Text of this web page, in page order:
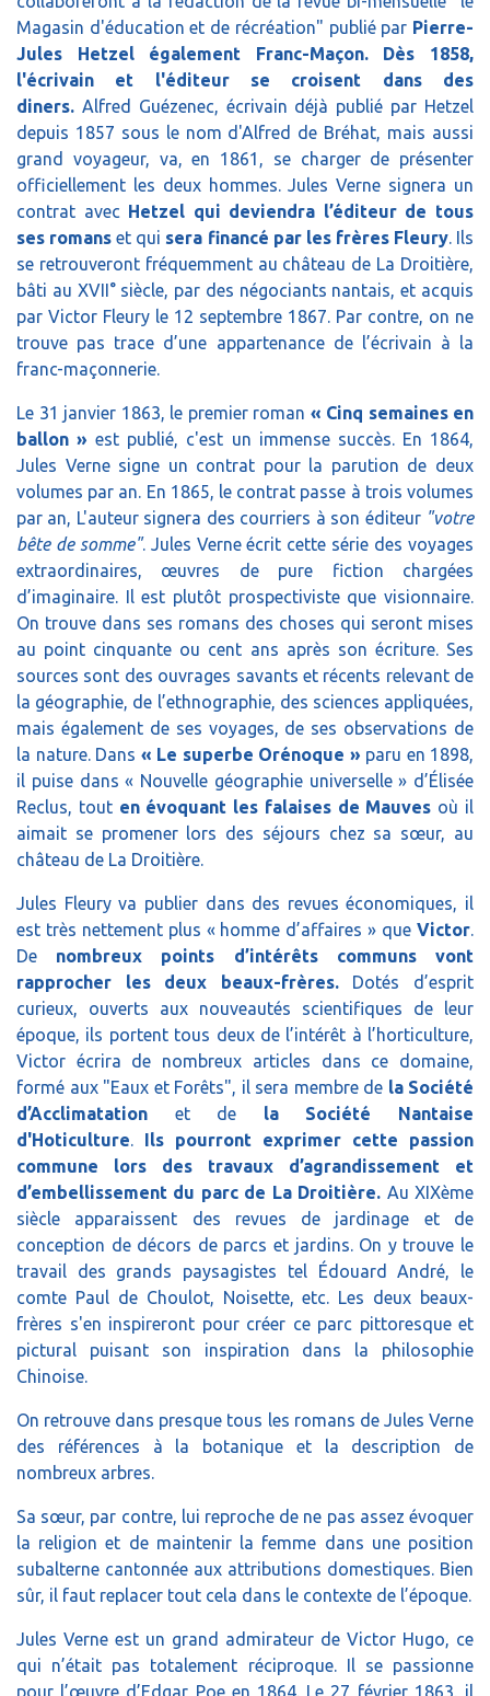
Magasin d'éducation et de récréation" publié par Pierre-
Jules Hetzel également Franc-Maçon. Dès 1858,
l'écrivain et l'éditeur se croisent dans des
diners. Alfred Guézenec, écrivain déjà publié par Hetzel
depuis 1857 sous le nom d'Alfred de Bréhat, mais aussi
grand voyageur, va, en 1861, se charger de présenter
officiellement les deux hommes. Jules Verne signera un
contrat avec Hetzel qui deviendra l’éditeur de tous
ses romans et qui sera financé par les frères Fleury. Ils
se retrouveront fréquemment au château de La Droitière,
bâti au XVII° siècle, par des négociants nantais, et acquis
par Victor Fleury le 12 septembre 1867. Par contre, on ne
trouve pas trace d’une appartenance de l’écrivain à la
franc-maçonnerie.
Le 31 janvier 1863, le premier roman « Cinq semaines en
ballon » est publié, c'est un immense succès. En 1864,
Jules Verne signe un contrat pour la parution de deux
volumes par an. En 1865, le contrat passe à trois volumes
par an, L'auteur signera des courriers à son éditeur "votre
bête de somme". Jules Verne écrit cette série des voyages
extraordinaires, œuvres de pure fiction chargées
d’imaginaire. Il est plutôt prospectiviste que visionnaire.
On trouve dans ses romans des choses qui seront mises
au point cinquante ou cent ans après son écriture. Ses
sources sont des ouvrages savants et récents relevant de
la géographie, de l’ethnographie, des sciences appliquées,
mais également de ses voyages, de ses observations de
la nature. Dans « Le superbe Orénoque » paru en 1898,
il puise dans « Nouvelle géographie universelle » d’Élisée
Reclus, tout en évoquant les falaises de Mauves où il
aimait se promener lors des séjours chez sa sœur, au
château de La Droitière.
Jules Fleury va publier dans des revues économiques, il
est très nettement plus « homme d’affaires » que Victor.
De nombreux points d’intérêts communs vont
rapprocher les deux beaux-frères.Dotés d’esprit
curieux, ouverts aux nouveautés scientifiques de leur
époque, ils portent tous deux de l’intérêt à l’horticulture,
Victor écrira de nombreux articles dans ce domaine,
formé aux "Eaux et Forêts", il sera membre de la Société
d’Acclimatation et de la Société Nantaise
d'Hoticulture. Ils pourront exprimer cette passion
commune lors des travaux d’agrandissement et
d’embellissement du parc de La Droitière. Au XIXème
siècle apparaissent des revues de jardinage et de
conception de décors de parcs et jardins. On y trouve le
travail des grands paysagistes tel Édouard André, le
comte Paul de Choulot, Noisette, etc. Les deux beaux-
frères s'en inspireront pour créer ce parc pittoresque et
pictural puisant son inspiration dans la philosophie
Chinoise.
On retrouve dans presque tous les romans de Jules Verne
des références à la botanique et la description de
nombreux arbres.
Sa sœur, par contre, lui reproche de ne pas assez évoquer
la religion et de maintenir la femme dans une position
subalterne cantonnée aux attributions domestiques. Bien
sûr, il faut replacer tout cela dans le contexte de l’époque.
Jules Verne est un grand admirateur de Victor Hugo, ce
qui n’était pas totalement réciproque. Il se passionne
pour l’œuvre d’Edgar Poe en 1864. Le 27 février 1863, il